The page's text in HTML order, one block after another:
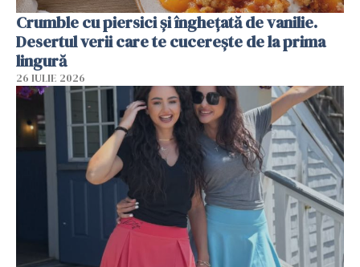
Crumble cu piersici și înghețată de vanilie.
Desertul verii care te cucerește de la prima
lingură
26 IULIE 2026